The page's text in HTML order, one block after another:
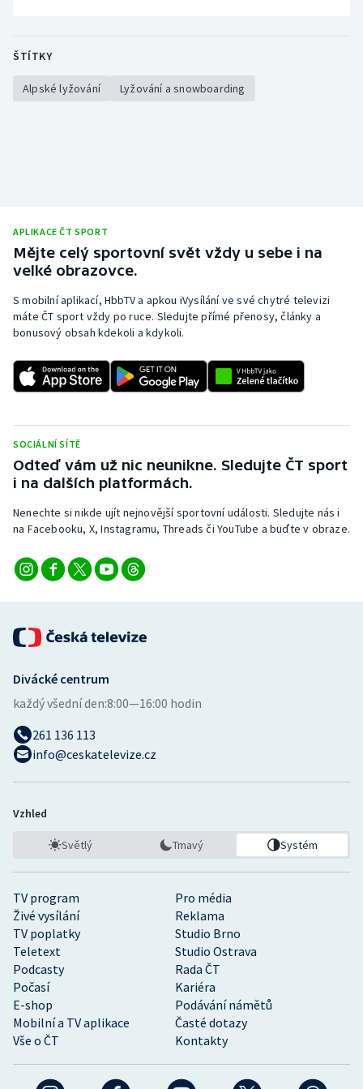
ŠTÍTKY
Alpské lyžování Lyžování a snowboarding
APLIKACE ČT SPORT
Mějte celý sportovní svět vždy u sebe i na
velké obrazovce.
S mobilní aplikací, HbbTV a apkou iVysílání ve své chytré televizi
máte ČT sport vždy po ruce. Sledujte přímé přenosy, články a
bonusový obsah kdekoli a kdykoli.
SOCIÁLNÍ SÍTĚ
Odteď vám už nic neunikne. Sledujte ČT sport
i na dalších platformách.
Nenechte si nikde ujít nejnovější sportovní události. Sledujte nás i
na Facebooku, X, Instagramu, Threads či YouTube a buďte v obraze.
TV program
Pro média
Živé vysílání
Reklama
TV poplatky
Studio Brno
Teletext
Studio Ostrava
Podcasty
Rada ČT
Počasí
Kariéra
E-shop
Podávání námětů
Mobilní a TV aplikace
Časté dotazy
Vše o ČT
Kontakty
Divácké centrum
každý všední den:8:00—16:00 hodin
261 136 113
info@ceskatelevize.cz
Vzhled
Světlý Tmavý Systém